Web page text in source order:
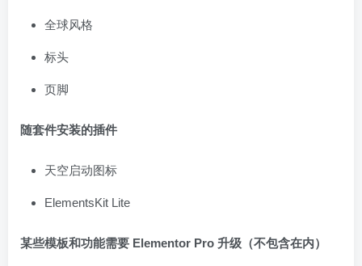
全球风格
标头
页脚
随套件安装的插件
天空启动图标
ElementsKit Lite
某些模板和功能需要 Elementor Pro 升级（不包含在内）